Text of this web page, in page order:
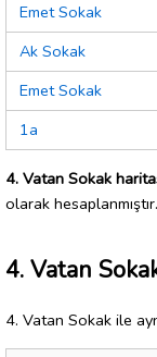
Emet Sokak
Ak Sokak
Emet Sokak
1a
4. Vatan Sokak
olarak hesaplanmıştır.
4. Vatan
4. Vatan Sokak ile